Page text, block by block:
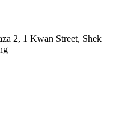
2, 1 Kwan Street, Shek